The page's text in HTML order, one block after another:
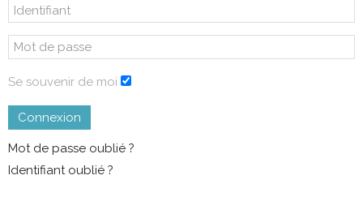
Se souvenir de moi
Connexion
Mot de passe oublié ?
Identifiant oublié ?